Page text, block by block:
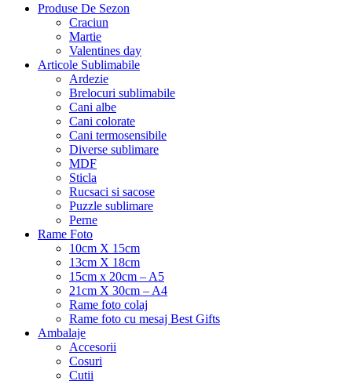
Produse De Sezon
Craciun
Martie
Valentines day
Articole Sublimabile
Ardezie
Brelocuri sublimabile
Cani albe
Cani colorate
Cani termosensibile
Diverse sublimare
MDF
Sticla
Rucsaci si sacose
Puzzle sublimare
Perne
Rame Foto
10cm X 15cm
13cm X 18cm
15cm x 20cm – A5
21cm X 30cm – A4
Rame foto colaj
Rame foto cu mesaj Best Gifts
Ambalaje
Accesorii
Cosuri
Cutii